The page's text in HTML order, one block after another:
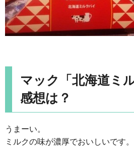
マック「北海道ミ
感想は？
うまーい。
ミルクの味が濃厚でおいしいです。